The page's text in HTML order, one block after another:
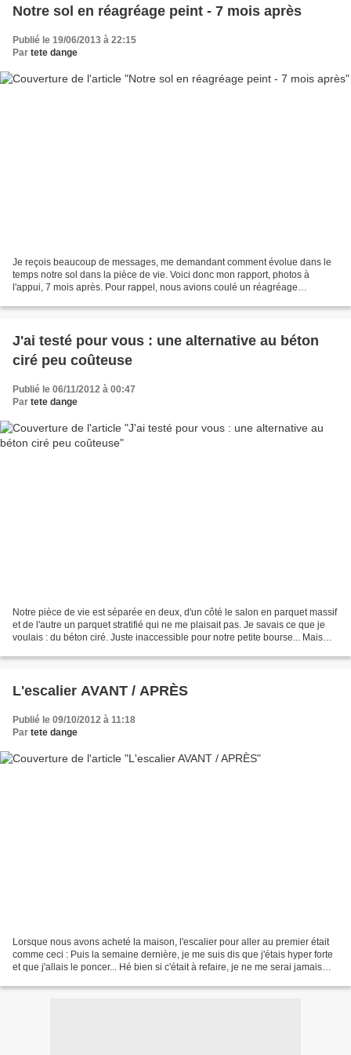
Notre sol en réagréage peint - 7 mois après
Publié le 19/06/2013 à 22:15
Par tete dange
Je reçois beaucoup de messages, me demandant comment évolue dans le
temps notre sol dans la pièce de vie. Voici donc mon rapport, photos à
l'appui, 7 mois après. Pour rappel, nous avions coulé un réagréage
J'ai testé pour vous : une alternative au béton
ciré peu coûteuse
Publié le 06/11/2012 à 00:47
Par tete dange
Notre pièce de vie est séparée en deux, d'un côté le salon en parquet massif
et de l'autre un parquet stratifié qui ne me plaisait pas. Je savais ce que je
voulais : du béton ciré. Juste inaccessible pour notre petite bourse... Mais
L'escalier AVANT / APRÈS
Publié le 09/10/2012 à 11:18
Par tete dange
Lorsque nous avons acheté la maison, l'escalier pour aller au premier était
comme ceci : Puis la semaine dernière, je me suis dis que j'étais hyper forte
et que j'allais le poncer... Hé bien si c'était à refaire, je ne me serai jamais